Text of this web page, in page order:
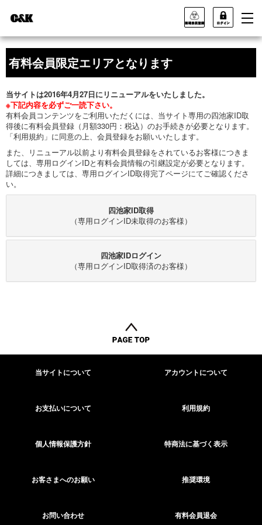
有料会員限定エリアとなります
当サイトは2016年4月27日にリニューアルをいたしました。
※下記内容を必ずご一読下さい。
有料会員コンテンツをご利用いただくには、当サイト専用の四池家ID取
得後に有料会員登録（月額330円：税込）のお手続きが必要となります。
「利用規約」に同意の上、会員登録をお願いいたします。
また、リニューアル以前より有料会員登録をされているお客様につきま
しては、専用ログインIDと有料会員情報の引継設定が必要となります。
詳細につきましては、専用ログインID取得完了ページにてご確認くださ
い。
四池家ID取得
（専用ログインID未取得のお客様）
四池家IDログイン
（専用ログインID取得済のお客様）
当サイトについて アカウントについて
お支払いについて 利用規約
個人情報保護方針 特商法に基づく表示
お客さまへのお願い 推奨環境
お問い合わせ 有料会員退会